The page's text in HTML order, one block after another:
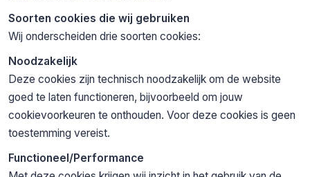
Soorten cookies die wij gebruiken
Wij onderscheiden drie soorten cookies:
Noodzakelijk
Deze cookies zijn technisch noodzakelijk om de website
goed te laten functioneren, bijvoorbeeld om jouw
cookievoorkeuren te onthouden. Voor deze cookies is geen
toestemming vereist.
Functioneel/Performance